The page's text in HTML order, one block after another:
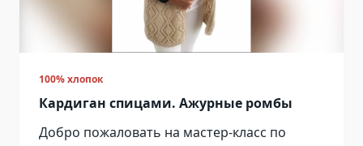
100% хлопок
Кардиган спицами. Ажурные ромбы
Добро пожаловать на мастер-класс по